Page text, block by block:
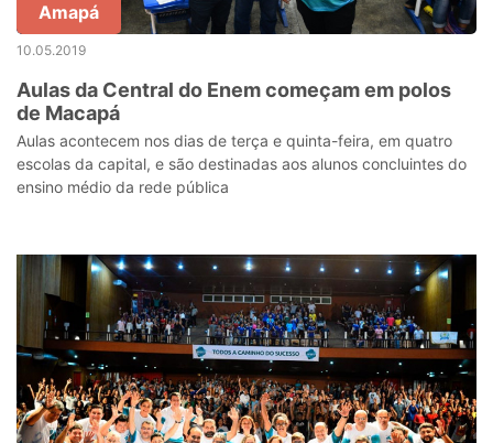
Amapá
10.05.2019
Aulas da Central do Enem começam em polos
de Macapá
Aulas acontecem nos dias de terça e quinta-feira, em quatro
escolas da capital, e são destinadas aos alunos concluintes do
ensino médio da rede pública